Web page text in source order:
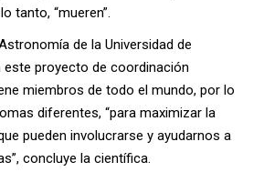
tanto, “mueren”.
de la Universidad de
este proyecto de coordinación
miembros de todo el mundo, por lo
diferentes, “para maximizar la
pueden involucrarse y ayudarnos a
concluye la científica.